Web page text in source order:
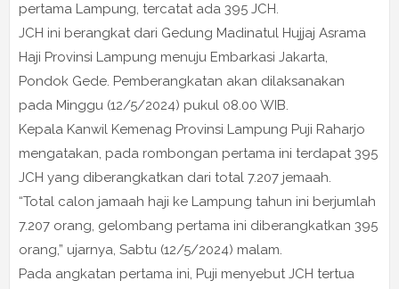
pertama Lampung, tercatat ada 395 JCH.
JCH ini berangkat dari Gedung Madinatul Hujjaj Asrama
Haji Provinsi Lampung menuju Embarkasi Jakarta,
Pondok Gede. Pemberangkatan akan dilaksanakan
pada Minggu (12/5/2024) pukul 08.00 WIB.
Kepala Kanwil Kemenag Provinsi Lampung Puji Raharjo
mengatakan, pada rombongan pertama ini terdapat 395
JCH yang diberangkatkan dari total 7.207 jemaah.
“Total calon jamaah haji ke Lampung tahun ini berjumlah
7.207 orang, gelombang pertama ini diberangkatkan 395
orang,” ujarnya, Sabtu (12/5/2024) malam.
Pada angkatan pertama ini, Puji menyebut JCH tertua